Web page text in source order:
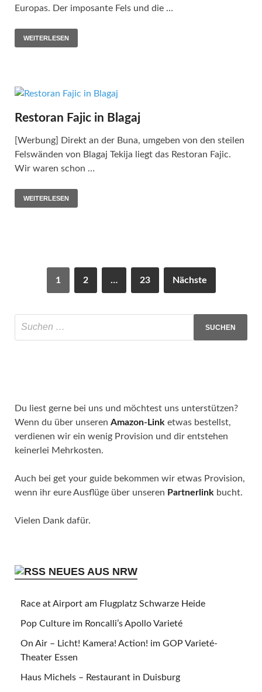
Europas. Der imposante Fels und die …
WEITERLESEN
Restoran Fajic in Blagaj
[Werbung] Direkt an der Buna, umgeben von den steilen
Felswänden von Blagaj Tekija liegt das Restoran Fajic.
Wir waren schon …
WEITERLESEN
1 2 … 23 Nächste
Du liest gerne bei uns und möchtest uns unterstützen?
Wenn du über unseren Amazon-Link etwas bestellst,
verdienen wir ein wenig Provision und dir entstehen
keinerlei Mehrkosten.
Auch bei get your guide bekommen wir etwas Provision,
wenn ihr eure Ausflüge über unseren Partnerlink bucht.
Vielen Dank dafür.
NEUES AUS NRW
Race at Airport am Flugplatz Schwarze Heide
Pop Culture im Roncalli’s Apollo Varieté
On Air – Licht! Kamera! Action! im GOP Varieté-
Theater Essen
Haus Michels – Restaurant in Duisburg